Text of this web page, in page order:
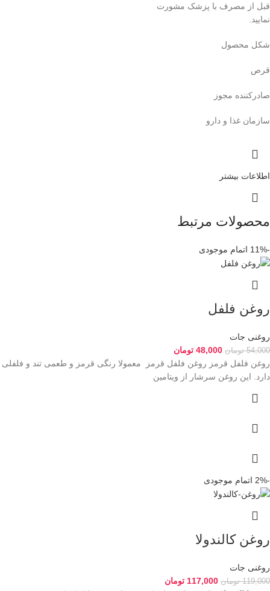
قبل از مصرف با پزشک مشورت
نمایید.
شکل محصول
قرص
صادرکننده مجوز
سازمان غذا و دارو
اطلاعات بیشتر
محصولات مرتبط
-11% اتمام موجودی
روغن فلفل
روغنی جات
54,000 تومان 48,000 تومان
روغن فلفل قرمز روغن فلفل قرمز معمولا رنگی قرمز و طعمی تند و فلفلی
دارد. این روغن سرشار از ویتامین
-2% اتمام موجودی
روغن کالندولا
روغنی جات
119,000 تومان 117,000 تومان